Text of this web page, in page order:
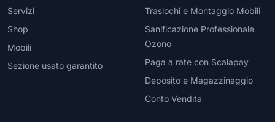
Servizi
Shop
Mobili
Sezione usato garantito
Traslochi e Montaggio Mobili
Sanificazione Professionale
Ozono
Paga a rate con Scalapay
Deposito e Magazzinaggio
Conto Vendita